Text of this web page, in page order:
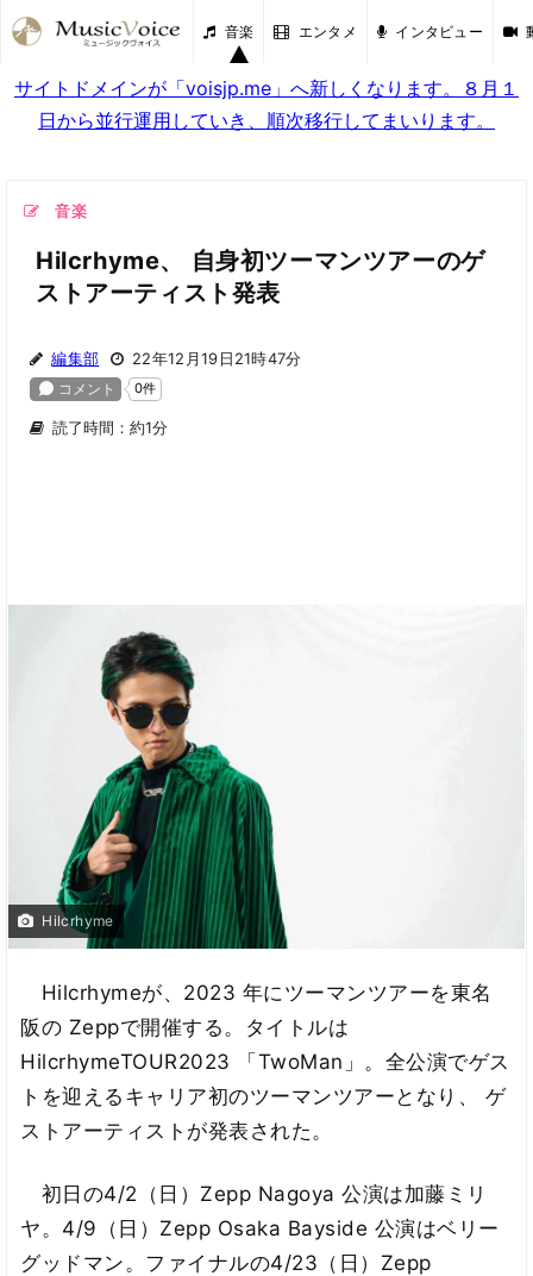
音楽 エンタメ インタビュー
サイトドメインが「voisjp.me」へ新しくなります。８月１
日から並行運用していき、順次移行してまいります。
音楽
Hilcrhyme、 自身初ツーマンツアーのゲ
ストアーティスト発表
編集部 22年12月19日21時47分
読了時間：約1分
Hilcrhyme
Hilcrhymeが、2023 年にツーマンツアーを東名
阪の Zeppで開催する。タイトルは
HilcrhymeTOUR2023 「TwoMan」。全公演でゲス
トを迎えるキャリア初のツーマンツアーとなり、 ゲ
ストアーティストが発表された。
初日の4/2（日）Zepp Nagoya 公演は加藤ミリ
ヤ。4/9（日）Zepp Osaka Bayside 公演はベリー
グッドマン。ファイナルの4/23（日）Zepp